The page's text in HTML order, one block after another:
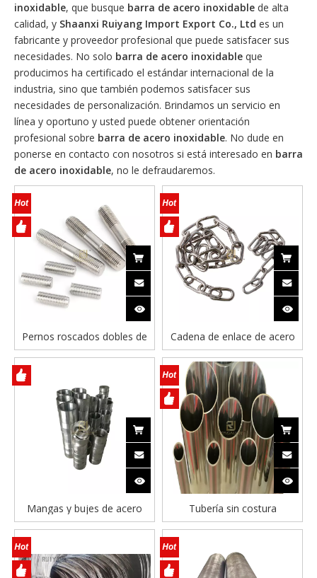
inoxidable, que busque barra de acero inoxidable de alta
calidad, y Shaanxi Ruiyang Import Export Co., Ltd es un
fabricante y proveedor profesional que puede satisfacer sus
necesidades. No solo barra de acero inoxidable que
producimos ha certificado el estándar internacional de la
industria, sino que también podemos satisfacer sus
necesidades de personalización. Brindamos un servicio en
línea y oportuno y usted puede obtener orientación
profesional sobre barra de acero inoxidable. No dude en
ponerse en contacto con nosotros si está interesado en barra
de acero inoxidable, no le defraudaremos.
Pernos roscados dobles de
mecanizado personalizado
Cadena de enlace de acero
inoxidable cadena de enlace
corto de enlace largo
Mangas y bujes de acero Tubería sin costura